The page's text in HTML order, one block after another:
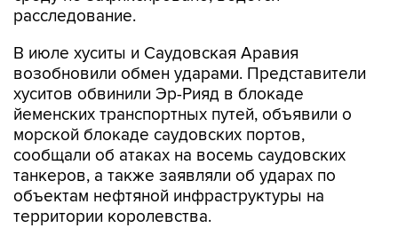
расследование.
В июле хуситы и Саудовская Аравия
возобновили обмен ударами. Представители
хуситов обвинили Эр-Рияд в блокаде
йеменских транспортных путей, объявили о
морской блокаде саудовских портов,
сообщали об атаках на восемь саудовских
танкеров, а также заявляли об ударах по
объектам нефтяной инфраструктуры на
территории королевства.